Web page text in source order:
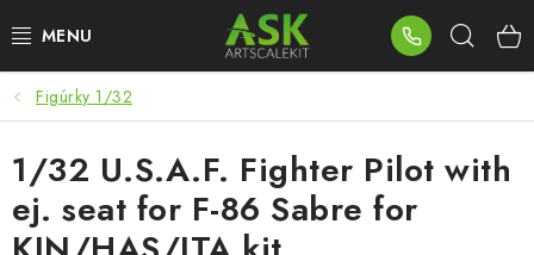
na
BLOG
SUMMER DAYS
WARHAMMER
Figúrky 1/32
1/32 U.S.A.F. Fighter Pilot with
ej. seat for F-86 Sabre for